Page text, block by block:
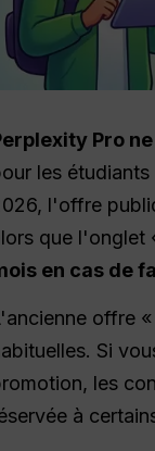
Pro
les
l'offre
que l'onglet
en cas de
offre
Si
les
à